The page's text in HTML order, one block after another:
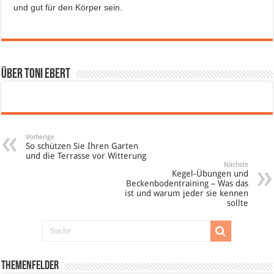
und gut für den Körper sein.
Über Toni Ebert
Vorherige
So schützen Sie Ihren Garten
und die Terrasse vor Witterung
Nächste
Kegel-Übungen und
Beckenbodentraining – Was das
ist und warum jeder sie kennen
sollte
Themenfelder